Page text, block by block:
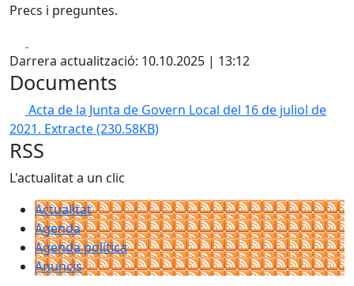
Precs i preguntes.
Darrera actualització: 10.10.2025 | 13:12
Documents
Acta de la Junta de Govern Local del 16 de juliol de
2021. Extracte(230.58KB)
RSS
L'actualitat a un clic
Actualitat
Agenda
Agenda política
Anuncis